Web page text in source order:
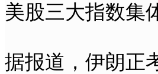
美股三大指数集
据报道，伊朗正